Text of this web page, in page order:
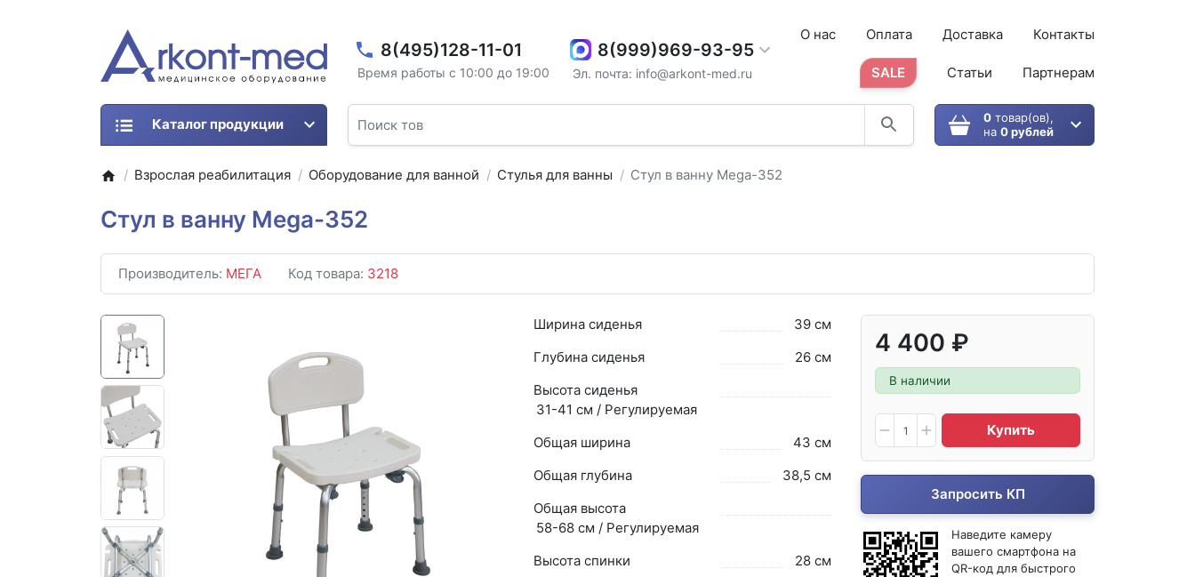
8(495)128-11-01
Время работы с 10:00 до 19:00
8(999)969-93-95
Эл. почта: info@arkont-med.ru
О нас Оплата Доставка Контакты
SALE Статьи Партнерам
0товар(ов),
на 0 рублей
Каталог продукции
Взрослая реабилитация Оборудование для ванной Стулья для ванны Стул в ванну Mega-352
Стул в ванну Mega-352
Производитель: МЕГА Код товара: 3218
4 400 ₽
В наличии
Купить
Запросить КП
Наведите камеру
вашего смартфона на
QR-код для быстрого
Ширина сиденья
39 см
Глубина сиденья
26 см
Высота сиденья
31-41 см / Регулируемая
Общая ширина
43 см
Общая глубина
38,5 см
Общая высота
58-68 см / Регулируемая
Высота спинки
28 см